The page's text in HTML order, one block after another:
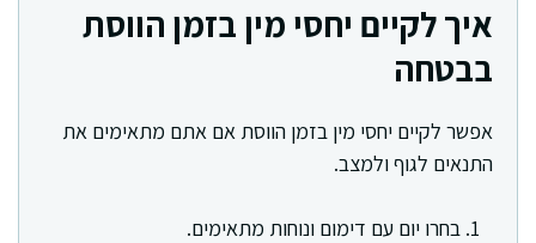
איך לקיים יחסי מין בזמן הווסת
בבטחה
אפשר לקיים יחסי מין בזמן הווסת אם אתם מתאימים את
התנאים לגוף ולמצב.
בחרו יום עם דימום ונוחות מתאימים.